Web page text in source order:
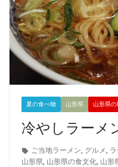
夏の食べ物 山形県 山形県の
冷やしラーメ
ご当地ラーメン, グルメ,
山形県, 山形県の食文化, 山形